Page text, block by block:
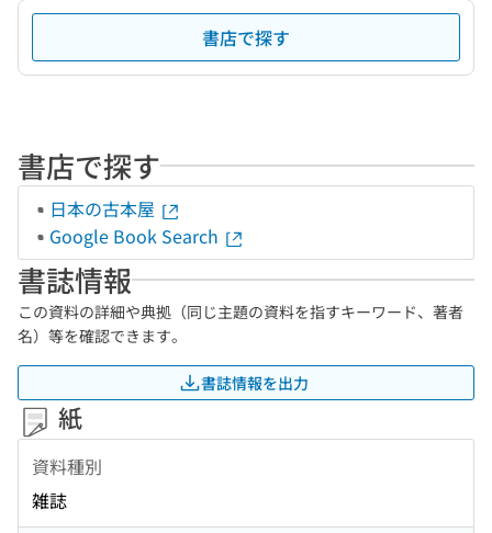
書店で探す
書店で探す
日本の古本屋
Google Book Search
書誌情報
この資料の詳細や典拠（同じ主題の資料を指すキーワード、著者
名）等を確認できます。
書誌情報を出力
紙
資料種別
雑誌